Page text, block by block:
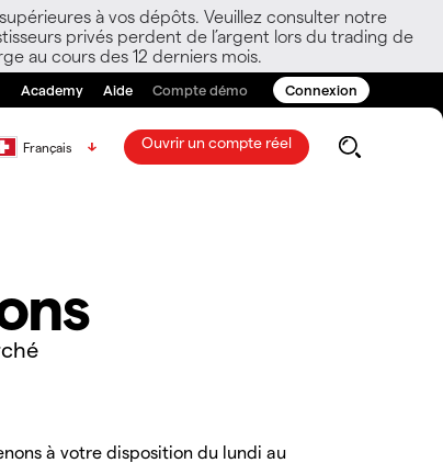
à vos dépôts. Veuillez consulter notre
privés perdent de l’argent lors du trading de
au cours des 12 derniers mois.
Academy Aide Compte démo Connexion
Français Ouvrir un compte réel
à votre disposition du lundi au